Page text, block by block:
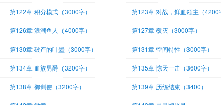
第122章 积分模式（3000字） 第123章 对战，鲜血领主（4200
第126章 浪潮鱼人（4000字） 第127章 覆灭（3000字）
第130章 破产的叶墨（3000字） 第131章 空间特性（3000字）
第134章 血族男爵（3200字） 第135章 惊天一击（3600字）
第138章 御剑使（3200字） 第139章 历练结束（3400）